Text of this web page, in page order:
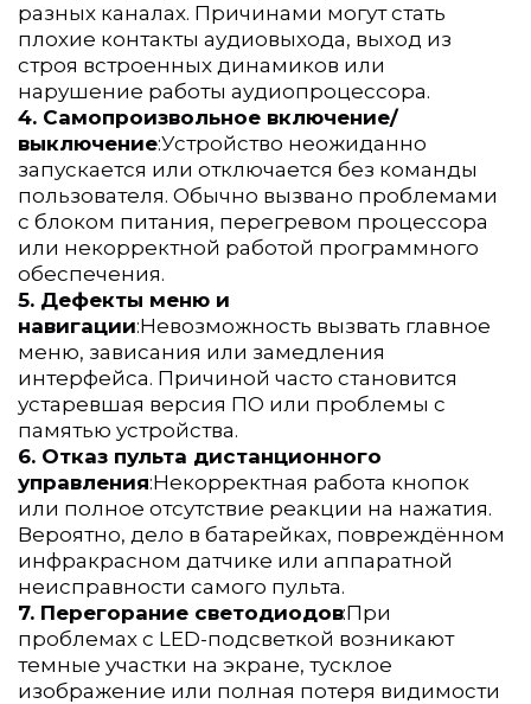
разных каналах. Причинами могут стать
плохие контакты аудиовыхода, выход из
строя встроенных динамиков или
нарушение работы аудиопроцессора.
4. Самопроизвольное включение/
выключение:Устройство неожиданно
запускается или отключается без команды
пользователя. Обычно вызвано проблемами
с блоком питания, перегревом процессора
или некорректной работой программного
обеспечения.
5. Дефекты меню и
навигации:Невозможность вызвать главное
меню, зависания или замедления
интерфейса. Причиной часто становится
устаревшая версия ПО или проблемы с
памятью устройства.
6. Отказ пульта дистанционного
управления:Некорректная работа кнопок
или полное отсутствие реакции на нажатия.
Вероятно, дело в батарейках, повреждённом
инфракрасном датчике или аппаратной
неисправности самого пульта.
7. Перегорание светодиодов:При
проблемах с LED-подсветкой возникают
темные участки на экране, тусклое
изображение или полная потеря видимости